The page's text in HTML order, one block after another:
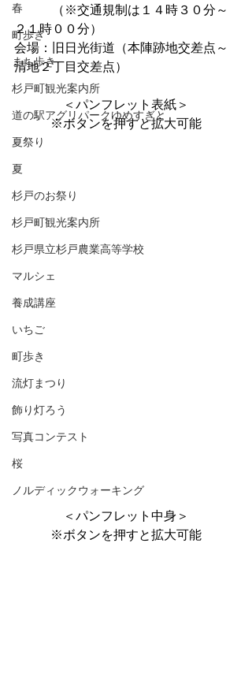
春
町歩き
まち歩き
杉戸町観光案内所
道の駅アグリパークゆめすぎと
夏祭り
夏
杉戸のお祭り
杉戸町観光案内所
杉戸県立杉戸農業高等学校
マルシェ
養成講座
いちご
町歩き
流灯まつり
飾り灯ろう
写真コンテスト
桜
ノルディックウォーキング
（※交通規制は１４時３０分～
２１時００分）
会場：旧日光街道（本陣跡地交差点～
清地２丁目交差点）
＜パンフレット表紙＞
※ボタンを押すと拡大可能
＜パンフレット中身＞
※ボタンを押すと拡大可能